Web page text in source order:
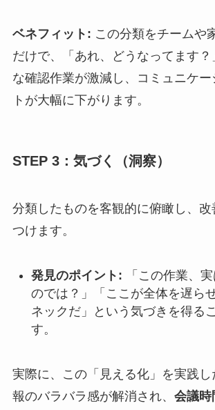
ベネフィット: この分類をチームや
だけで、「あれ、どうなってます
な確認作業が激減し、コミュニケー
トが大幅に下がります。
STEP 3：気づく（洞察）
分類したものを客観的に俯瞰し、改
つけます。
発見のポイント: 「この作業、
のでは？」「ここが全体を遅ら
ネックだ」という気づきを得る
す。
実際に、この「見える化」を実践
報のバラバラ感が解消され、 会議時